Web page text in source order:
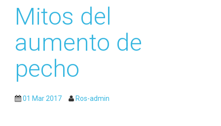
Mitos del
aumento de
pecho
01 Mar 2017 Ros-admin